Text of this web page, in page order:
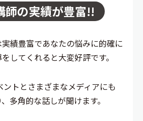
師の実績が豊富!!
績豊富であなたの悩みに的確に
してくれると大変好評です。
ントとさまざまなメディアにも
多角的な話しが聞けます。